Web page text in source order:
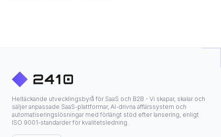
Heltäckande utvecklingsbyrå för SaaS och B2B - Vi skapar, skalar och
säljer anpassade SaaS-plattformar, AI-drivna affärssystem och
automatiseringslösningar med förlängt stöd efter lansering, enligt
ISO 9001-standarder för kvalitetsledning.